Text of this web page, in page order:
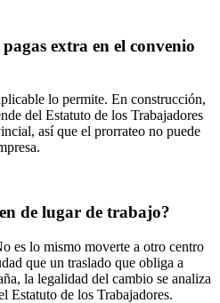
extra en el convenio
lo permite. En construcción,
del Estatuto de los Trabajadores
así que el prorrateo no puede
de lugar de trabajo?
es lo mismo moverte a otro centro
que un traslado que obliga a
la legalidad del cambio se analiza
Estatuto de los Trabajadores.